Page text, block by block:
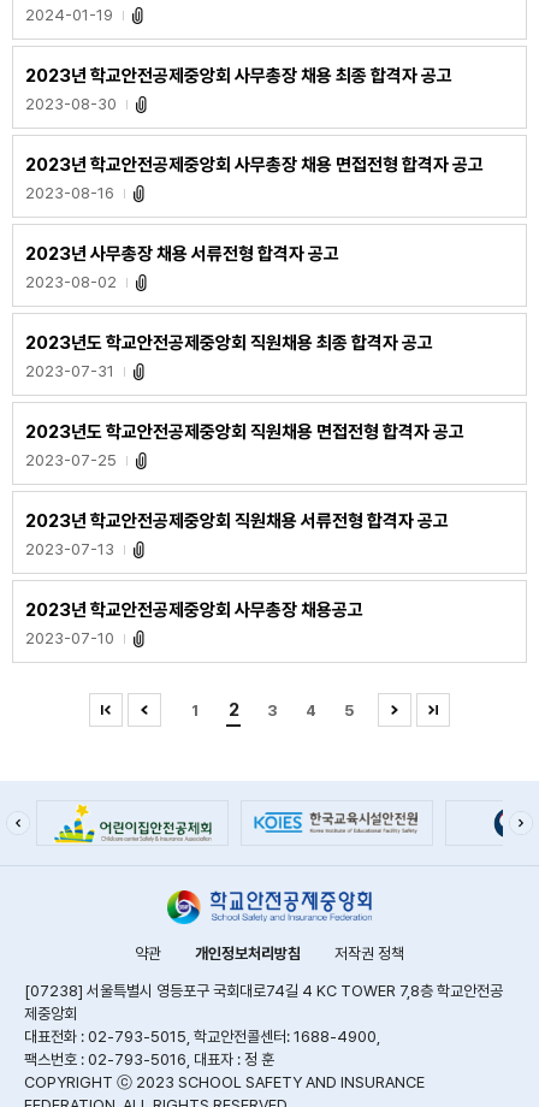
2024-01-19
2023년 학교안전공제중앙회 사무총장 채용 최종 합격자 공고
2023-08-30
2023년 학교안전공제중앙회 사무총장 채용 면접전형 합격자 공고
2023-08-16
2023년 사무총장 채용 서류전형 합격자 공고
2023-08-02
2023년도 학교안전공제중앙회 직원채용 최종 합격자 공고
2023-07-31
2023년도 학교안전공제중앙회 직원채용 면접전형 합격자 공고
2023-07-25
2023년 학교안전공제중앙회 직원채용 서류전형 합격자 공고
2023-07-13
2023년 학교안전공제중앙회 사무총장 채용공고
2023-07-10
1 2 3 4 5
약관 개인정보처리방침 저작권 정책
[07238] 서울특별시 영등포구 국회대로74길 4 KC TOWER 7,8층 학교안전공
제중앙회
대표전화 : 02-793-5015, 학교안전콜센터: 1688-4900,
팩스번호 : 02-793-5016, 대표자 : 정 훈
COPYRIGHT ⓒ 2023 SCHOOL SAFETY AND INSURANCE